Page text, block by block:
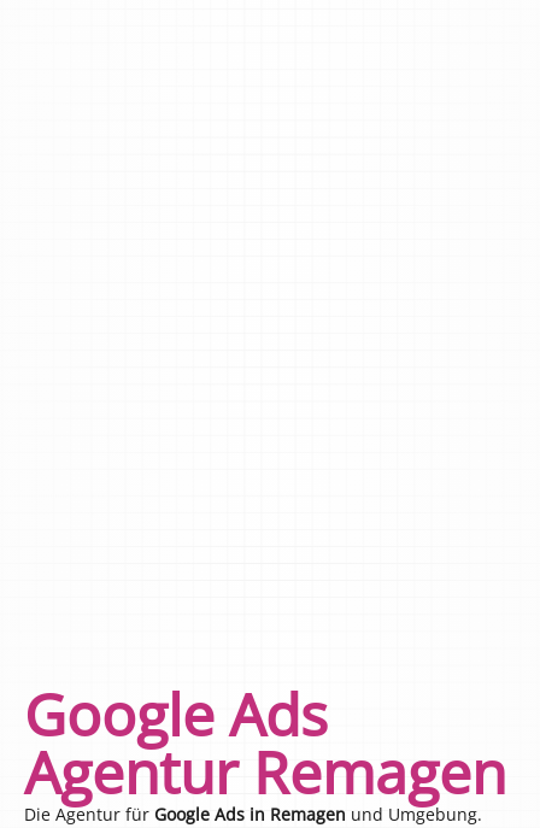
Google Ads
Agentur Remagen
Die Agentur für Google Ads in Remagen und Umgebung.